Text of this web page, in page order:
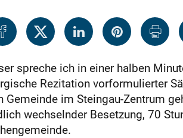
spreche ich in einer halben
Rezitation vorformulierter
im Steingau-Zentrum
wechselnder Besetzung, 70